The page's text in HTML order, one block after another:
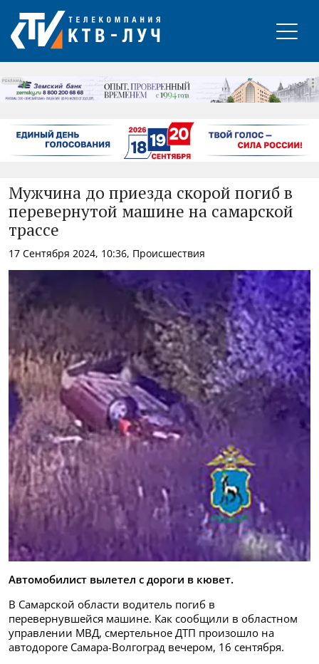
РЕКЛАМА
Мужчина до приезда скорой погиб в
перевернутой машине на самарской
трассе
17 Сентября 2024, 10:36, Происшествия
Автомобилист вылетел с дороги в кювет.
В Самарской области водитель погиб в
перевернувшейся машине. Как сообщили в областном
управлении МВД, смертельное ДТП произошло на
автодороге Самара-Волгоград вечером, 16 сентября.